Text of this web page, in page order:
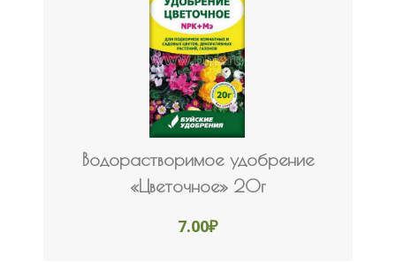
Водорастворимое удобрение
«Цветочное» 20г
7.00₽